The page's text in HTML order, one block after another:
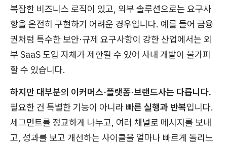
복잡한 비즈니스 로직이 있고, 외부 솔루션으로는 요구사
항을 온전히 구현하기 어려운 경우입니다. 예를 들어 금융
권처럼 특수한 보안·규제 요구사항이 강한 산업에서는 외
부 SaaS 도입 자체가 제한될 수 있어 사내 개발이 불가피
할 수 있습니다.
하지만 대부분의 이커머스·플랫폼·브랜드사는 다릅니다.
필요한 건 특별한 기능이 아니라 빠른 실행과 반복입니다.
세그먼트를 정교하게 나누고, 여러 채널로 메시지를 보내
고, 성과를 보고 개선하는 사이클을 얼마나 빠르게 돌리느